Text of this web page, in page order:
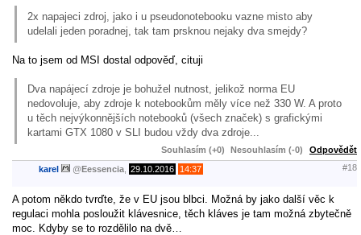
2x napajeci zdroj, jako i u pseudonotebooku vazne misto aby
udelali jeden poradnej, tak tam prsknou nejaky dva smejdy?
Na to jsem od MSI dostal odpověď, cituji
Dva napájecí zdroje je bohužel nutnost, jelikož norma EU
nedovoluje, aby zdroje k notebookům měly více než 330 W. A proto
u těch nejvýkonnějších notebooků (všech značek) s grafickými
kartami GTX 1080 v SLI budou vždy dva zdroje...
Souhlasím (+0) Nesouhlasím (-0) Odpovědět
karel @Eessencia 29.10.2016 14:37 #18
A potom někdo tvrďte, že v EU jsou blbci. Možná by jako další věc k
regulaci mohla posloužit klávesnice, těch kláves je tam možná zbytečně
moc. Kdyby se to rozdělilo na dvě…